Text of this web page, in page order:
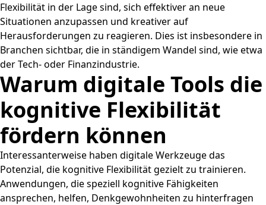
Flexibilität in der Lage sind, sich effektiver an neue
Situationen anzupassen und kreativer auf
Herausforderungen zu reagieren. Dies ist insbesondere in
Branchen sichtbar, die in ständigem Wandel sind, wie etwa
der Tech- oder Finanzindustrie.
Warum digitale Tools die
kognitive Flexibilität
fördern können
Interessanterweise haben digitale Werkzeuge das
Potenzial, die kognitive Flexibilität gezielt zu trainieren.
Anwendungen, die speziell kognitive Fähigkeiten
ansprechen, helfen, Denkgewohnheiten zu hinterfragen